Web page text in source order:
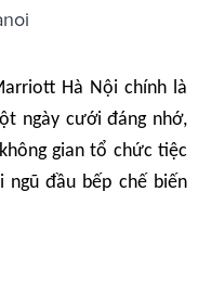
Hà Nội chính là
ngày cưới đáng nhớ,
gian tổ chức tiệc
đầu bếp chế biến